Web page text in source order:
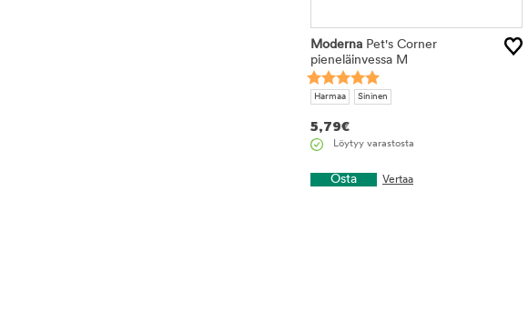
Moderna Pet's Corner
pieneläinvessa M
Harmaa Sininen
5,79€
Löytyy varastosta
Osta Vertaa